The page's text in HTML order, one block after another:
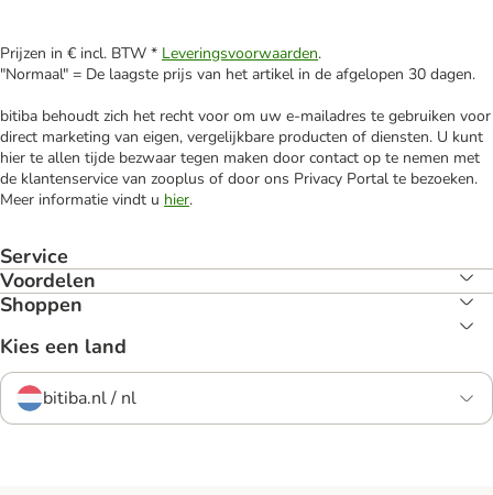
Prijzen in € incl. BTW * Leveringsvoorwaarden.
"Normaal" = De laagste prijs van het artikel in de afgelopen 30 dagen.
bitiba behoudt zich het recht voor om uw e-mailadres te gebruiken voor
direct marketing van eigen, vergelijkbare producten of diensten. U kunt
hier te allen tijde bezwaar tegen maken door contact op te nemen met
de klantenservice van zooplus of door ons Privacy Portal te bezoeken.
Meer informatie vindt u hier.
Service
Voordelen
Shoppen
Kies een land
bitiba.nl / nl